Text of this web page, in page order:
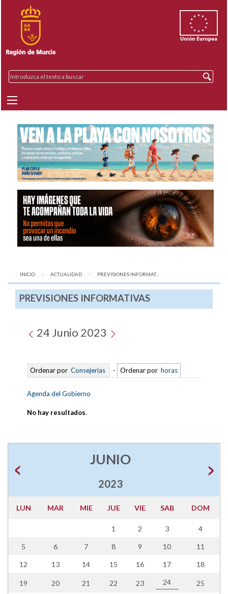
INICIO ACTUALIDAD AQUÍ:
PREVISIONES INFORMAT...
PREVISIONES INFORMATIVAS
24 Junio 2023
Ordenar por Consejerías - Ordenar por horas
Agenda del Gobierno
No hay resultados.
JUNIO
2023
LUN MAR MIE JUE VIE SAB DOM
1 2 3 4
5 6 7 8 9 10 11
12 13 14 15 16 17 18
19 20 21 22 23 24 25